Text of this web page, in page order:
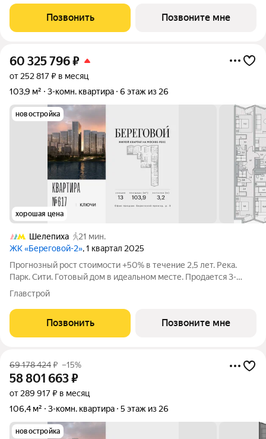
столицы. Пешеходная
Позвонить Позвоните мне
60 325 796₽
от 252 817 ₽ в месяц
103,9 м²
3-комн. квартира 6 этаж из 26
новостройка
хорошая цена
Шелепиха
21 мин.
ЖК «Береговой-2», 1 квартал 2025
Прогнозный рост стоимости +50% в течение 2,5 лет. Река.
Парк. Сити. Готовый дом в идеальном месте. Продается 3-
комнатная квартира на 6-м этаже с панорамным остеклением
и видом на школу. Береговой - квартал-курорт в центре
столицы. Пешеходная
Главстрой
Позвонить Позвоните мне
69 178 424₽ –15%
58 801 663₽
от 289 917 ₽ в месяц
106,4 м²
3-комн. квартира 5 этаж из 26
новостройка